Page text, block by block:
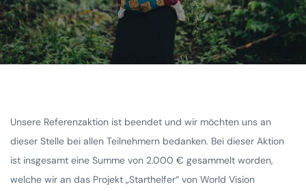
Unsere Referenzaktion ist beendet und wir möchten uns an
dieser Stelle bei allen Teilnehmern bedanken. Bei dieser Aktion
ist insgesamt eine Summe von 2.000 € gesammelt worden,
welche wir an das Projekt „Starthelfer“ von World Vision